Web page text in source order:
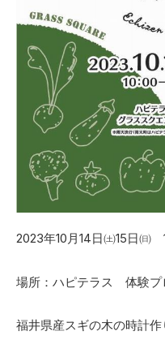
2023年10月14日㈯15日㈰
場所：ハピテラス 体験プ
福井県産スギの木の時計